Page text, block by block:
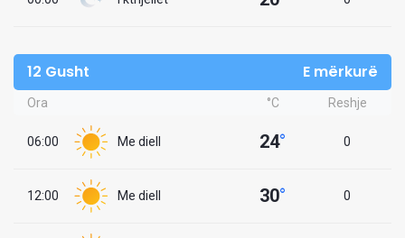
12 Gusht E mërkurë
Ora °C Reshje
06:00 Me diell 24° 0
12:00 Me diell 30° 0